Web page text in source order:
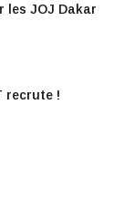
les JOJ Dakar
recrute !